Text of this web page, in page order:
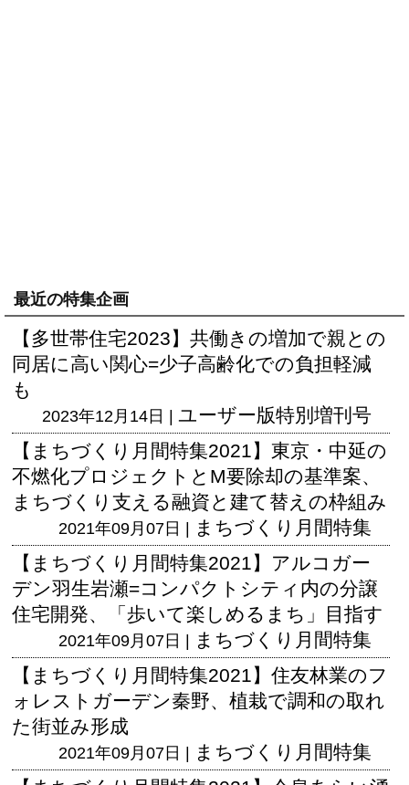
最近の特集企画
【多世帯住宅2023】共働きの増加で親との
同居に高い関心=少子高齢化での負担軽減
も
2023年12月14日 | ユーザー版特別増刊号
【まちづくり月間特集2021】東京・中延の
不燃化プロジェクトとM要除却の基準案、
まちづくり支える融資と建て替えの枠組み
2021年09月07日 | まちづくり月間特集
【まちづくり月間特集2021】アルコガー
デン羽生岩瀬=コンパクトシティ内の分譲
住宅開発、「歩いて楽しめるまち」目指す
2021年09月07日 | まちづくり月間特集
【まちづくり月間特集2021】住友林業のフ
ォレストガーデン秦野、植栽で調和の取れ
た街並み形成
2021年09月07日 | まちづくり月間特集